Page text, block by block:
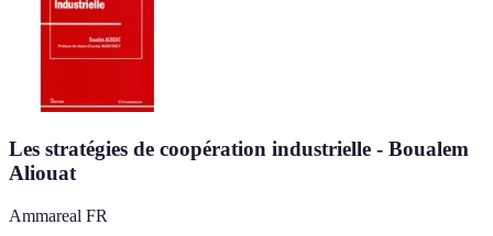
Les stratégies de coopération industrielle - Boualem
Aliouat
Ammareal FR